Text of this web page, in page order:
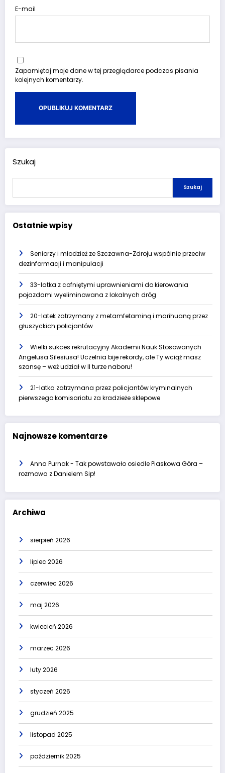
E-mail
Zapamiętaj moje dane w tej przeglądarce podczas pisania
kolejnych komentarzy.
Szukaj
Szukaj
Ostatnie wpisy
Seniorzy i młodzież ze Szczawna-Zdroju wspólnie przeciw
dezinformacji i manipulacji
33-latka z cofniętymi uprawnieniami do kierowania
pojazdami wyeliminowana z lokalnych dróg
20-latek zatrzymany z metamfetaminą i marihuaną przez
głuszyckich policjantów
Wielki sukces rekrutacyjny Akademii Nauk Stosowanych
Angelusa Silesiusa! Uczelnia bije rekordy, ale Ty wciąż masz
szansę – weź udział w II turze naboru!
21-latka zatrzymana przez policjantów kryminalnych
pierwszego komisariatu za kradzieże sklepowe
Najnowsze komentarze
Anna Purnak- Tak powstawało osiedle Piaskowa Góra –
rozmowa z Danielem Sip!
Archiwa
sierpień 2026
lipiec 2026
czerwiec 2026
maj 2026
kwiecień 2026
marzec 2026
luty 2026
styczeń 2026
grudzień 2025
listopad 2025
październik 2025